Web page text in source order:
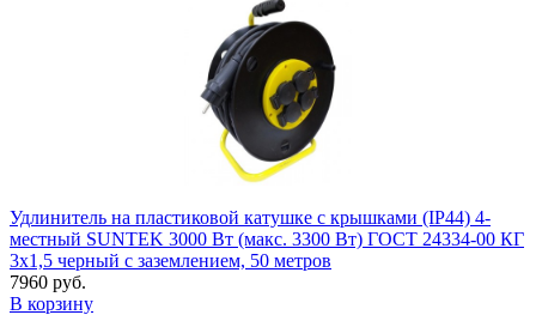
Удлинитель на пластиковой катушке с крышками (IP44) 4-
местный SUNTEK 3000 Вт (макс. 3300 Вт) ГОСТ 24334-00 КГ
3х1,5 черный с заземлением, 50 метров
7960 руб.
В корзину